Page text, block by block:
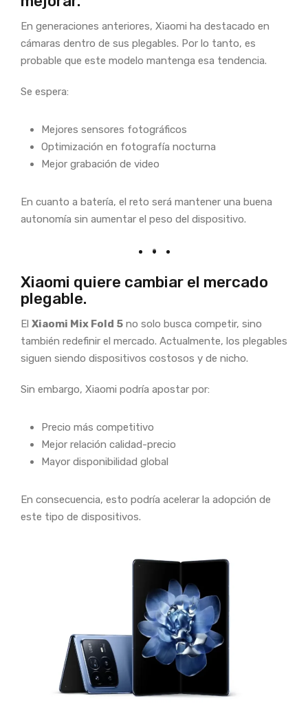
En generaciones anteriores, Xiaomi ha destacado en
cámaras dentro de sus plegables. Por lo tanto, es
probable que este modelo mantenga esa tendencia.
Se espera:
Mejores sensores fotográficos
Optimización en fotografía nocturna
Mejor grabación de video
En cuanto a batería, el reto será mantener una buena
autonomía sin aumentar el peso del dispositivo.
Xiaomi quiere cambiar el mercado
plegable.
El Xiaomi Mix Fold 5 no solo busca competir, sino
también redefinir el mercado. Actualmente, los plegables
siguen siendo dispositivos costosos y de nicho.
Sin embargo, Xiaomi podría apostar por:
Precio más competitivo
Mejor relación calidad-precio
Mayor disponibilidad global
En consecuencia, esto podría acelerar la adopción de
este tipo de dispositivos.